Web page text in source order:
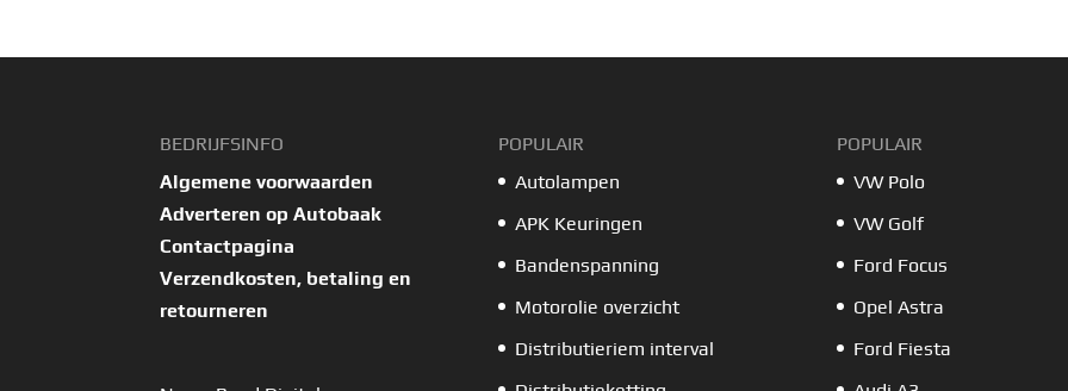
BEDRIJFSINFO
Algemene voorwaarden
Adverteren op Autobaak
Contactpagina
Verzendkosten, betaling en
retourneren
POPULAIR
Autolampen
APK Keuringen
Bandenspanning
Motorolie overzicht
Distributieriem interval
POPULAIR
VW Polo
VW Golf
Ford Focus
Opel Astra
Ford Fiesta